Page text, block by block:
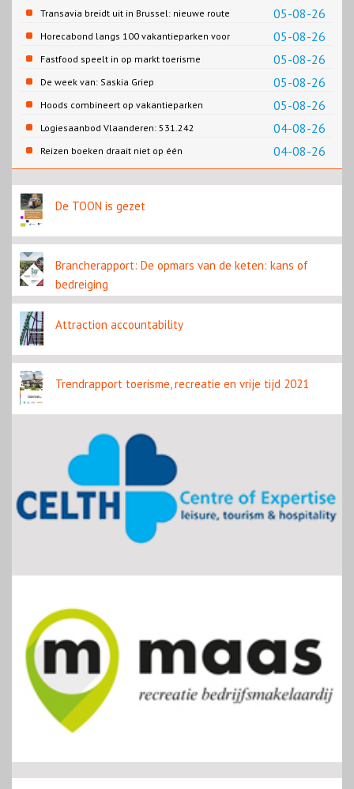
Gemeente Emmen
05-08-26
Transavia breidt uit in Brussel: nieuwe route
naar Porto
05-08-26
Horecabond langs 100 vakantieparken voor
Cao-recreatie
05-08-26
Fastfood speelt in op markt toerisme
05-08-26
De week van: Saskia Griep
05-08-26
Hoods combineert op vakantieparken
recreatie en wonen
04-08-26
Logiesaanbod Vlaanderen: 531.242
slaapplaatsen
04-08-26
Reizen boeken draait niet op één
contentbron
De TOON is gezet
Brancherapport: De opmars van de keten: kans of
bedreiging
Attraction accountability
Trendrapport toerisme, recreatie en vrije tijd 2021